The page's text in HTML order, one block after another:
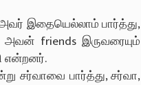
இதையெல்லாம் பார்த்து,
friends இருவரையும்
என்றனர்.
சர்வாவை பார்த்து, சர்வா,